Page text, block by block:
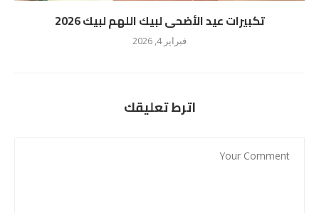
تكبيرات عيد الأضحى لبيك اللهم لبيك 2026
فبراير 4, 2026
اترط تعليقك